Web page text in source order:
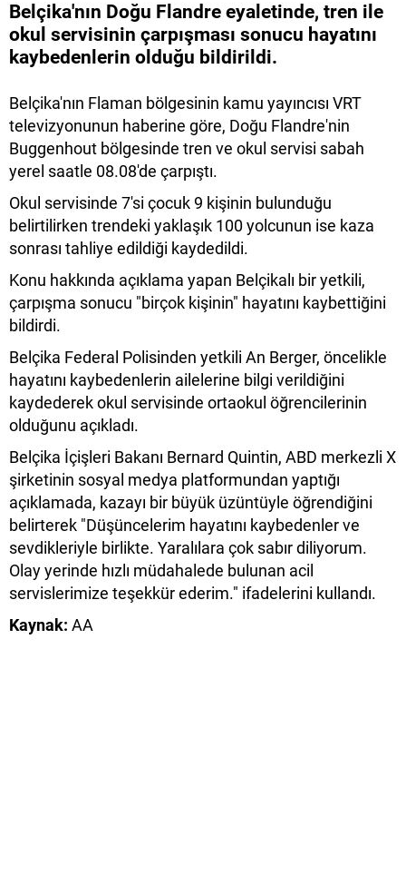
Belçika'nın Doğu Flandre eyaletinde, tren ile
okul servisinin çarpışması sonucu hayatını
kaybedenlerin olduğu bildirildi.
Belçika'nın Flaman bölgesinin kamu yayıncısı VRT
televizyonunun haberine göre, Doğu Flandre'nin
Buggenhout bölgesinde tren ve okul servisi sabah
yerel saatle 08.08'de çarpıştı.
Okul servisinde 7'si çocuk 9 kişinin bulunduğu
belirtilirken trendeki yaklaşık 100 yolcunun ise kaza
sonrası tahliye edildiği kaydedildi.
Konu hakkında açıklama yapan Belçikalı bir yetkili,
çarpışma sonucu "birçok kişinin" hayatını kaybettiğini
bildirdi.
Belçika Federal Polisinden yetkili An Berger, öncelikle
hayatını kaybedenlerin ailelerine bilgi verildiğini
kaydederek okul servisinde ortaokul öğrencilerinin
olduğunu açıkladı.
Belçika İçişleri Bakanı Bernard Quintin, ABD merkezli X
şirketinin sosyal medya platformundan yaptığı
açıklamada, kazayı bir büyük üzüntüyle öğrendiğini
belirterek "Düşüncelerim hayatını kaybedenler ve
sevdikleriyle birlikte. Yaralılara çok sabır diliyorum.
Olay yerinde hızlı müdahalede bulunan acil
servislerimize teşekkür ederim." ifadelerini kullandı.
Kaynak: AA